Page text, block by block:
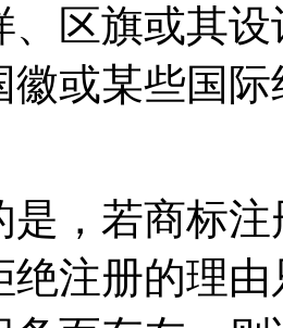
、区旗或其
徽或某些国
是，若商标
绝注册的理